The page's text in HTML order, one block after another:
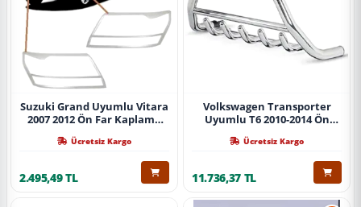
Suzuki Grand Uyumlu Vitara
2007 2012 Ön Far Kaplama
Ücretsiz Kargo
2.495,49 TL
Volkswagen Transporter
Uyumlu T6 2010-2014 Ön
Çelik Krom
Ücretsiz Kargo
11.736,37 TL